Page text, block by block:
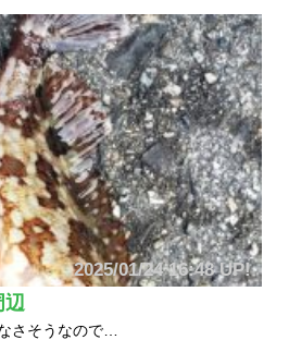
2025/01/24 16:48 UP!
辺
さそうなので…